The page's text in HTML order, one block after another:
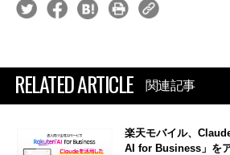
RELATED ARTICLE 関連記事
楽天モバイル、
AI for Business」を